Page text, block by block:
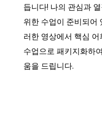
듭니다! 나의 관심과
위한 수업이 준비되어
러한 영상에서 핵심
수업으로 패키지화하
움을 드립니다.